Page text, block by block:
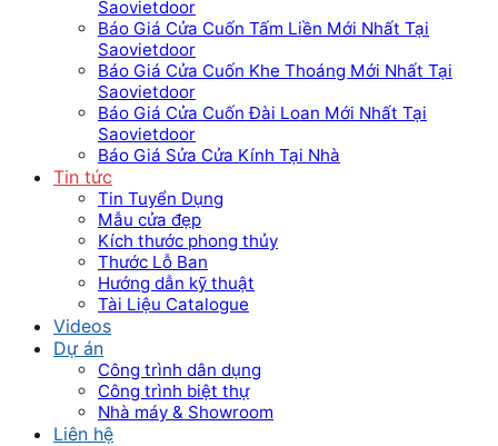
Saovietdoor
Báo Giá Cửa Cuốn Tấm Liền Mới Nhất Tại
Saovietdoor
Báo Giá Cửa Cuốn Khe Thoáng Mới Nhất Tại
Saovietdoor
Báo Giá Cửa Cuốn Đài Loan Mới Nhất Tại
Saovietdoor
Báo Giá Sửa Cửa Kính Tại Nhà
Tin tức
Tin Tuyển Dụng
Mẫu cửa đẹp
Kích thước phong thủy
Thước Lỗ Ban
Hướng dẫn kỹ thuật
Tài Liệu Catalogue
Videos
Dự án
Công trình dân dụng
Công trình biệt thự
Nhà máy & Showroom
Liên hệ